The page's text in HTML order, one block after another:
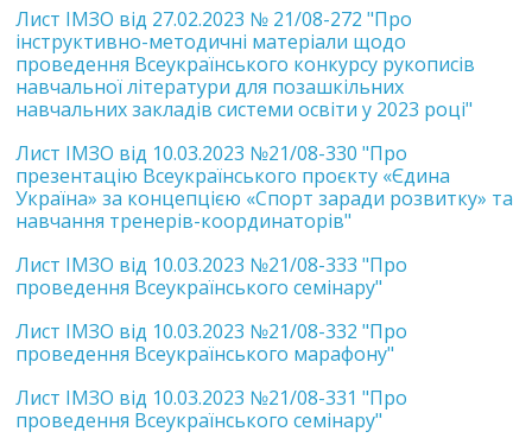
Лист ІМЗО від 27.02.2023 № 21/08-272 "Про
інструктивно-методичні матеріали щодо
проведення Всеукраїнського конкурсу рукописів
навчальної літератури для позашкільних
навчальних закладів системи освіти у 2023 році"
Лист ІМЗО від 10.03.2023 №21/08-330 "Про
презентацію Всеукраїнського проєкту «Єдина
Україна» за концепцією «Спорт заради розвитку» та
навчання тренерів-координаторів"
Лист ІМЗО від 10.03.2023 №21/08-333 "Про
проведення Всеукраїнського семінару"
Лист ІМЗО від 10.03.2023 №21/08-332 "Про
проведення Всеукраїнського марафону"
Лист ІМЗО від 10.03.2023 №21/08-331 "Про
проведення Всеукраїнського семінару"